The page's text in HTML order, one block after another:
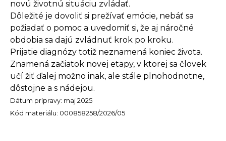
novú životnú situáciu zvládať.
Dôležité je dovoliť si prežívať emócie, nebáť sa
požiadať o pomoc a uvedomiť si, že aj náročné
obdobia sa dajú zvládnuť krok po kroku.
Prijatie diagnózy totiž neznamená koniec života.
Znamená začiatok novej etapy, v ktorej sa človek
učí žiť ďalej možno inak, ale stále plnohodnotne,
dôstojne a s nádejou.
Dátum prípravy: maj 2025
Kód materiálu: 000858258/2026/05